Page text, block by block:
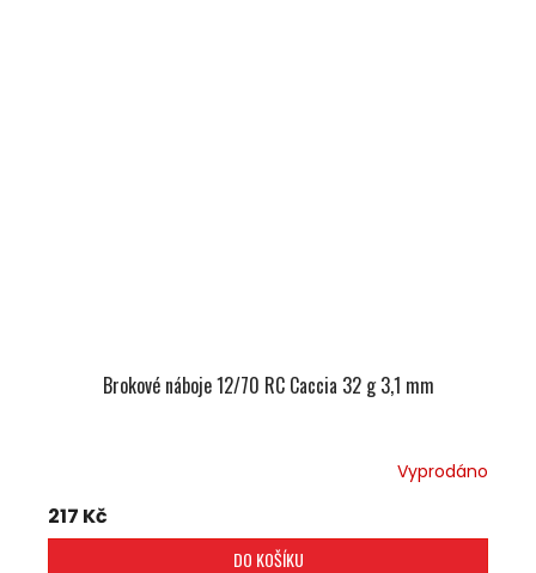
Brokové náboje 12/70 RC Caccia 32 g 3,1 mm
Vyprodáno
217 Kč
DO KOŠÍKU